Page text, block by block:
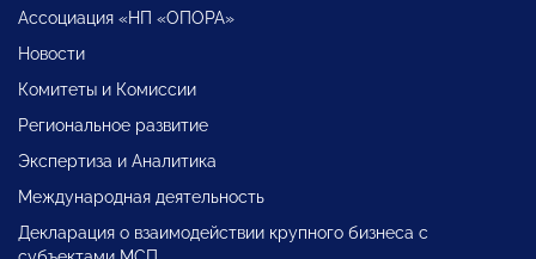
Ассоциация «НП «ОПОРА»
Новости
Комитеты и Комиссии
Региональное развитие
Экспертиза и Аналитика
Международная деятельность
Декларация о взаимодействии крупного бизнеса с